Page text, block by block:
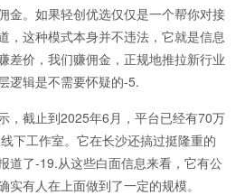
金。如果轻创优选仅仅是一个帮你对接
，这种模式本身并不违法，它就是信息
差价，我们赚佣金，正规地推拉新行业
逻辑是不需要怀疑的-5.
截止到2025年6月，平台已经有70万
下工作室。它在长沙还搞过挺隆重的
道了-19.从这些白面信息来看，它有公
有人在上面做到了一定的规模。